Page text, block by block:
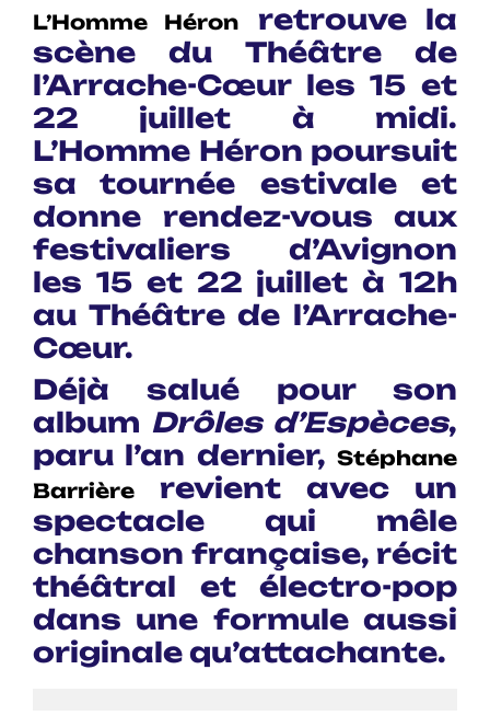
L’Homme Héron
retrouve la
scène du Théâtre de
l’Arrache-Cœur les 15 et
22 juillet à midi.
L’Homme Héron poursuit
sa tournée estivale et
donne rendez-vous aux
festivaliers d’Avignon
les 15 et 22 juillet à 12h
au Théâtre de l’Arrache-
Cœur.
Déjà salué pour son
album Drôles d’Espèces,
paru l’an dernier, Stéphane
Barrière
revient avec un
spectacle qui mêle
chanson française, récit
théâtral et électro-pop
dans une formule aussi
originale qu’attachante.